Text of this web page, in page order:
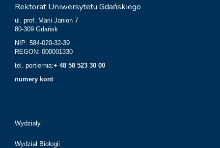
Rektorat Uniwersytetu Gdańskiego
ul. prof. Marii Janion 7
80-309 Gdańsk
NIP: 584-020-32-39
REGON: 000001330
tel. portiernia:+ 48 58 523 30 00
numery kont
Wydziały
Wydział Biologii